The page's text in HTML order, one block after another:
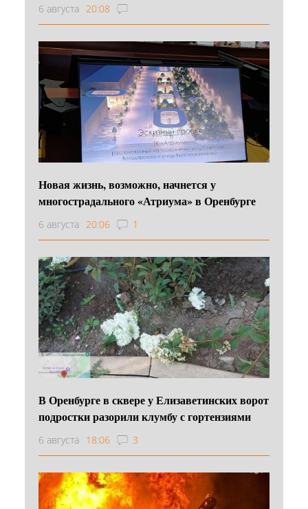
6 августа 20:08
Новая жизнь, возможно, начнется у
многострадального «Атриума» в Оренбурге
6 августа 20:06 1
В Оренбурге в сквере у Елизаветинских ворот
подростки разорили клумбу с гортензиями
6 августа 18:06 3